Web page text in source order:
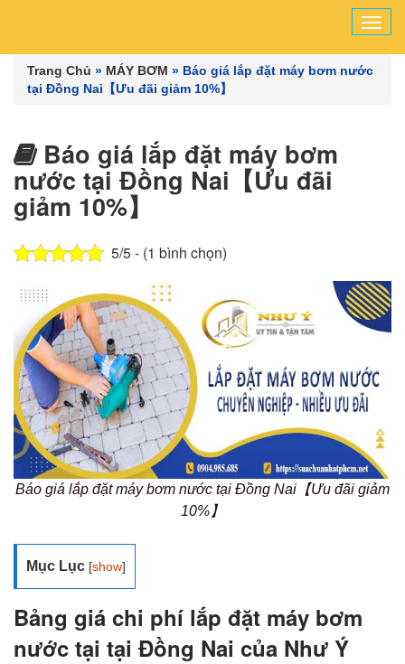
Trang Chủ » MÁY BƠM » Báo giá lắp đặt máy bơm nước
tại Đồng Nai【Ưu đãi giảm 10%】
Báo giá lắp đặt máy bơm
nước tại Đồng Nai【Ưu đãi
giảm 10%】
5/5 - (1 bình chọn)
Báo giá lắp đặt máy bơm nước tại Đồng Nai【Ưu đãi giảm
10%】
Mục Lục [show]
Bảng giá chi phí lắp đặt máy bơm
nước tại tại Đồng Nai của Như Ý